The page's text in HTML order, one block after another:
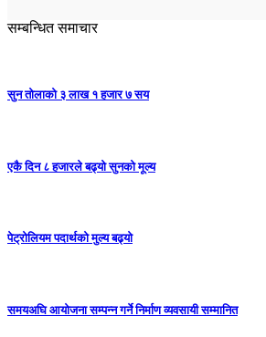
सम्बन्धित समाचार
सुन तोलाको ३ लाख १ हजार ७ सय
एकै दिन ८ हजारले बढ्यो सुनको मूल्य
पेट्रोलियम पदार्थको मुल्य बढ्याे
समयअघि आयोजना सम्पन्न गर्ने निर्माण व्यवसायी सम्मानित